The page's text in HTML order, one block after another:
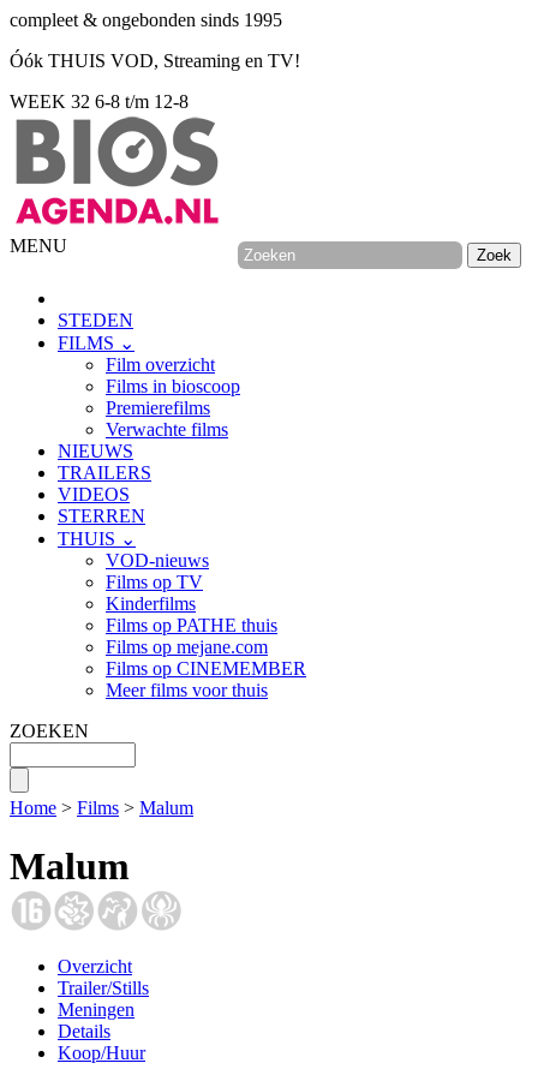
compleet & ongebonden sinds 1995
Óók THUIS VOD, Streaming en TV!
WEEK 32 6-8 t/m 12-8
MENU
STEDEN
FILMS ⌄
Film overzicht
Films in bioscoop
Premierefilms
Verwachte films
NIEUWS
TRAILERS
VIDEOS
STERREN
THUIS ⌄
VOD-nieuws
Films op TV
Kinderfilms
Films op PATHE thuis
Films op mejane.com
Films op CINEMEMBER
Meer films voor thuis
ZOEKEN
Home > Films > Malum
Malum
Overzicht
Trailer/Stills
Meningen
Details
Koop/Huur